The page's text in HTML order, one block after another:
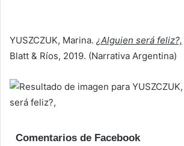
YUSZCZUK, Marina. ¿Alguien será feliz?,
Blatt & Ríos, 2019. (Narrativa Argentina)
Comentarios de Facebook